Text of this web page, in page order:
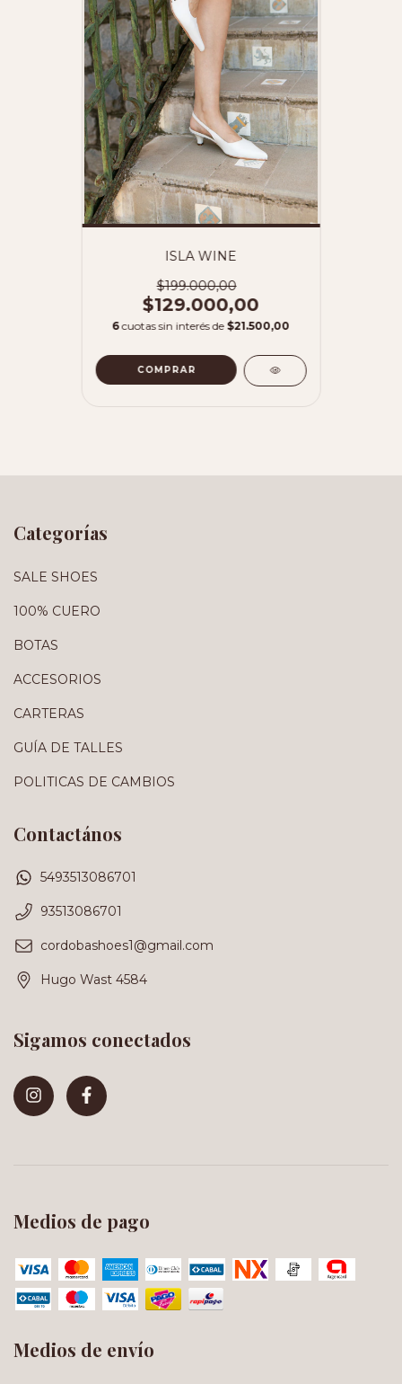
ISLA WINE
$199.000,00
$129.000,00
6 cuotas sin interés de $21.500,00
COMPRAR
Categorías
SALE SHOES
100% CUERO
BOTAS
ACCESORIOS
CARTERAS
GUÍA DE TALLES
POLITICAS DE CAMBIOS
Contactános
5493513086701
93513086701
cordobashoes1@gmail.com
Hugo Wast 4584
Sigamos conectados
Medios de pago
Medios de envío